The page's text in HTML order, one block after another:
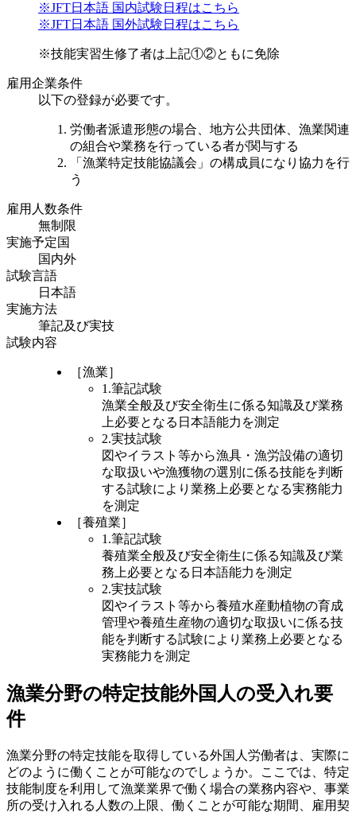
※JFT日本語 国内試験日程はこちら
※JFT日本語 国外試験日程はこちら
※技能実習生修了者は上記①②ともに免除
雇用企業条件
以下の登録が必要です。
労働者派遣形態の場合、地方公共団体、漁業関連
の組合や業務を行っている者が関与する
「漁業特定技能協議会」の構成員になり協力を行
う
雇用人数条件
無制限
実施予定国
国内外
試験言語
日本語
実施方法
筆記及び実技
試験内容
［漁業］
1.筆記試験
漁業全般及び安全衛生に係る知識及び業務
上必要となる日本語能力を測定
2.実技試験
図やイラスト等から漁具・漁労設備の適切
な取扱いや漁獲物の選別に係る技能を判断
する試験により業務上必要となる実務能力
を測定
［養殖業］
1.筆記試験
養殖業全般及び安全衛生に係る知識及び業
務上必要となる日本語能力を測定
2.実技試験
図やイラスト等から養殖水産動植物の育成
管理や養殖生産物の適切な取扱いに係る技
能を判断する試験により業務上必要となる
実務能力を測定
漁業分野の特定技能外国人の受入れ要
件
漁業分野の特定技能を取得している外国人労働者は、実際に
どのように働くことが可能なのでしょうか。ここでは、特定
技能制度を利用して漁業業界で働く場合の業務内容や、事業
所の受け入れる人数の上限、働くことが可能な期間、雇用契